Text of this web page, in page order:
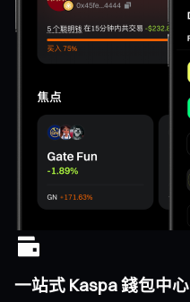
一站式 Kaspa 錢包中心